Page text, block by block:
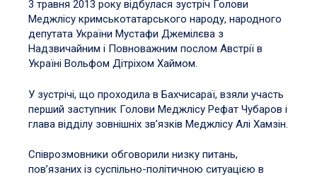
3 травня 2013 року відбулася зустріч Голови
Меджлісу кримськотатарського народу, народного
депутата України Мустафи Джемілєва з
Надзвичайним і Повноважним послом Австрії в
Україні Вольфом Дітріхом Хаймом.
У зустрічі, що проходила в Бахчисараї, взяли участь
перший заступник Голови Меджлісу Рефат Чубаров і
глава відділу зовнішніх зв’язків Меджлісу Алі Хамзін.
Співрозмовники обговорили низку питань,
пов’язаних із суспільно-політичною ситуацією в